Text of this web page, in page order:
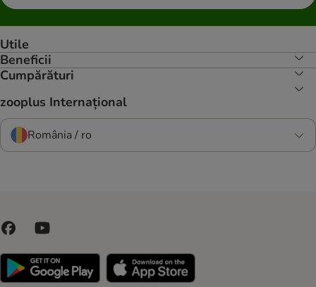
Utile
Beneficii
Cumpărături
zooplus Internațional
România / ro